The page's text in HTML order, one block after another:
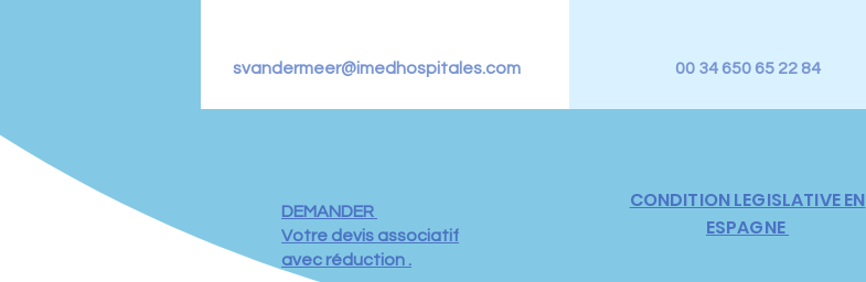
svandermeer@imedhospitales.com 00 34 650 65 22 84
DEMANDER
Votre devis associatif
avec réduction .
CONDITION LEGISLATIVE EN
ESPAGNE